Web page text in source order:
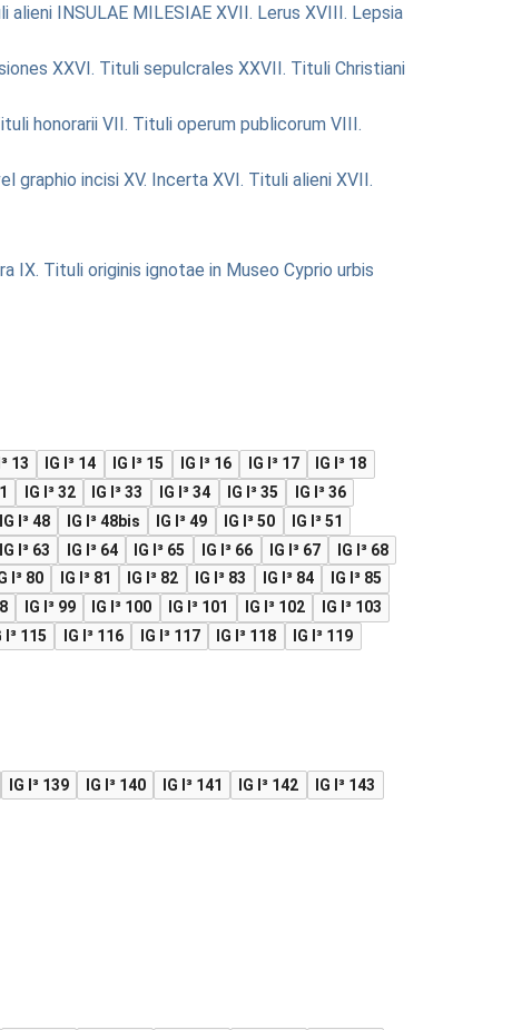
alieni INSULAE MILESIAE XVII. Lerus XVIII. Lepsia
XXVI. Tituli sepulcrales XXVII. Tituli Christiani
honorarii VII. Tituli operum publicorum VIII.
graphio incisi XV. Incerta XVI. Tituli alieni XVII.
IX. Tituli originis ignotae in Museo Cyprio urbis
13 IG I³ 14 IG I³ 15 IG I³ 16 IG I³ 17
IG I³ 18
IG I³ 32 IG I³ 33 IG I³ 34 IG I³ 35
IG I³ 36
IG I³ 48 IG I³ 48bis IG I³ 49 IG I³ 50
IG I³ 51
IG I³ 63 IG I³ 64 IG I³ 65 IG I³ 66 IG I³ 67
IG I³ 68
I³ 80 IG I³ 81 IG I³ 82 IG I³ 83 IG I³ 84
IG I³ 85
IG I³ 99 IG I³ 100 IG I³ 101 IG I³ 102
IG I³ 103
I³ 115 IG I³ 116 IG I³ 117 IG I³ 118
IG I³ 119
IG I³ 139 IG I³ 140 IG I³ 141 IG I³ 142 IG I³ 143